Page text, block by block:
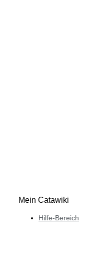
Mein Catawiki
Hilfe-Bereich